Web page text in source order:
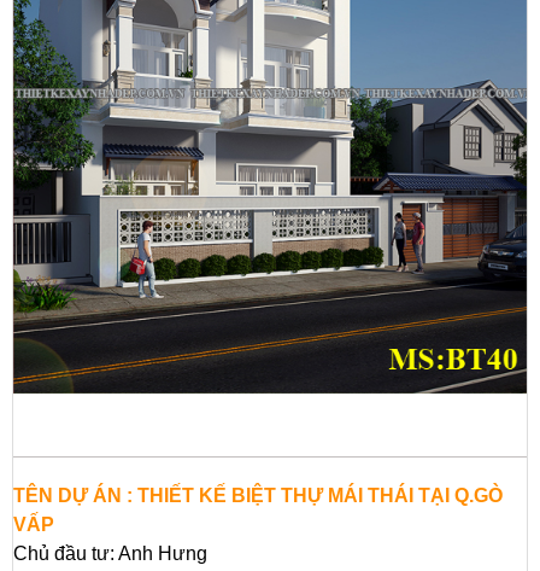
TÊN DỰ ÁN : THIẾT KẾ BIỆT THỰ MÁI THÁI TẠI Q.GÒ
VẤP
Chủ đầu tư: Anh Hưng